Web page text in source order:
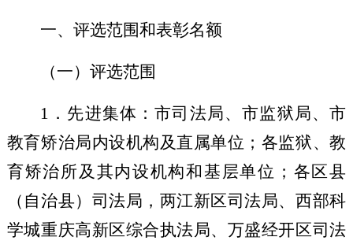
一、评选范围和表彰名额
（一）评选范围
1 ． 先进集体：市司法局、市监狱局、市
教育矫治局内设机构及直属单位 ； 各监狱、教
育矫治所及其内设机构和基层单位 ； 各区县
（自治县）司法局 ， 两江新区司法局、西部科
学城重庆高新区综合执法局、万盛经开区司法